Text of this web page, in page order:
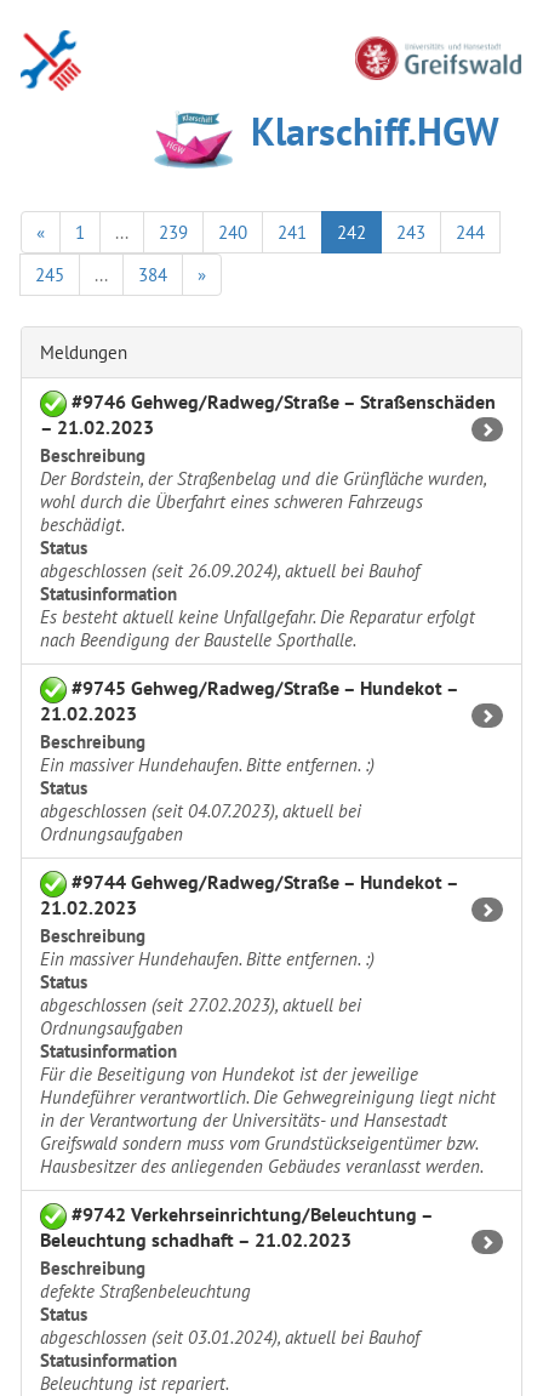
Klarschiff.HGW
« 1 ... 239 240 241 242 243
244
245
... 384 »
Meldungen
#9746 Gehweg/Radweg/Straße – Straßenschäden
– 21.02.2023
Beschreibung
Der Bordstein, der Straßenbelag und die Grünfläche wurden,
wohl durch die Überfahrt eines schweren Fahrzeugs
beschädigt.
Status
abgeschlossen (seit 26.09.2024), aktuell bei Bauhof
Statusinformation
Es besteht aktuell keine Unfallgefahr. Die Reparatur erfolgt
nach Beendigung der Baustelle Sporthalle.
#9745 Gehweg/Radweg/Straße – Hundekot –
21.02.2023
Beschreibung
Ein massiver Hundehaufen. Bitte entfernen. :)
Status
abgeschlossen (seit 04.07.2023), aktuell bei
Ordnungsaufgaben
#9744 Gehweg/Radweg/Straße – Hundekot –
21.02.2023
Beschreibung
Ein massiver Hundehaufen. Bitte entfernen. :)
Status
abgeschlossen (seit 27.02.2023), aktuell bei
Ordnungsaufgaben
Statusinformation
Für die Beseitigung von Hundekot ist der jeweilige
Hundeführer verantwortlich. Die Gehwegreinigung liegt nicht
in der Verantwortung der Universitäts- und Hansestadt
Greifswald sondern muss vom Grundstückseigentümer bzw.
Hausbesitzer des anliegenden Gebäudes veranlasst werden.
#9742 Verkehrseinrichtung/Beleuchtung –
Beleuchtung schadhaft – 21.02.2023
Beschreibung
defekte Straßenbeleuchtung
Status
abgeschlossen (seit 03.01.2024), aktuell bei Bauhof
Statusinformation
Beleuchtung ist repariert.